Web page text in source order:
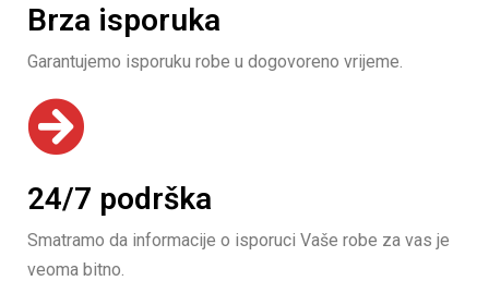
Brza isporuka
Garantujemo isporuku robe u dogovoreno vrijeme.
24/7 podrška
Smatramo da informacije o isporuci Vaše robe za vas je
veoma bitno.